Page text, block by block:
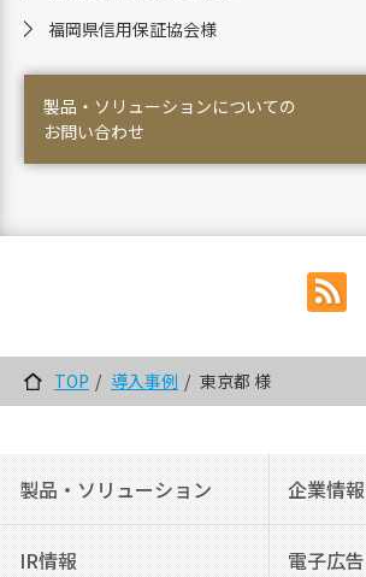
福岡県信用保証協会様
製品・ソリューションについての
お問い合わせ
TOP 導入事例 東京都 様
製品・ソリューション 企業情報
IR情報 電子広告